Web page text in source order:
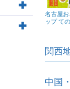
名古屋
ップ て
関西
中国